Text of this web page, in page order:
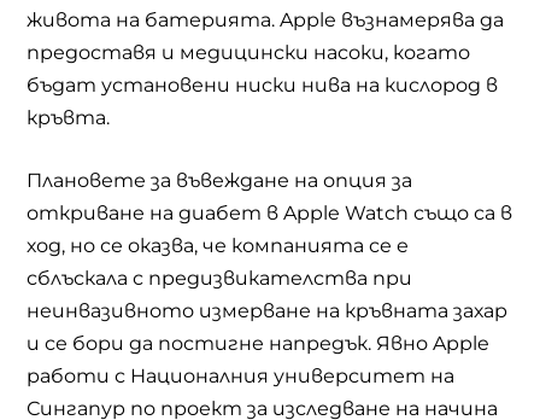
живота на батерията. Apple възнамерява да
предоставя и медицински насоки, когато
бъдат установени ниски нива на кислород в
кръвта.
Плановете за въвеждане на опция за
откриване на диабет в Apple Watch също са в
ход, но се оказва, че компанията се е
сблъскала с предизвикателства при
неинвазивното измерване на кръвната захар
и се бори да постигне напредък. Явно Apple
работи с Националния университет на
Сингапур по проект за изследване на начина